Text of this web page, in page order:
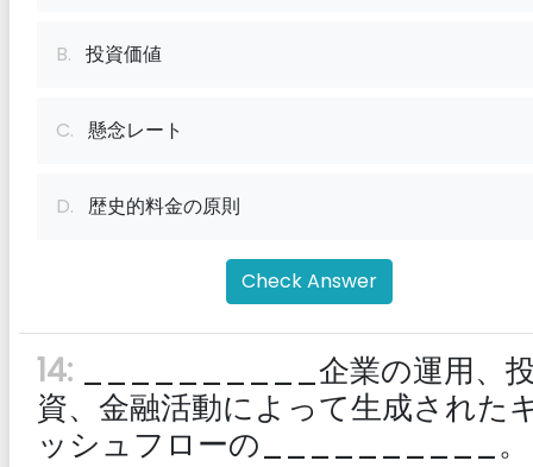
B. 投資価値
C. 懸念レート
D. 歴史的料金の原則
Check Answer
14: __________企業の運用、
資、金融活動によって生成された
ッシュフローの__________。